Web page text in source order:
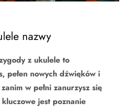
nazwy
z ukulele to
pełen nowych dźwięków i
w pełni zanurzysz się
jest poznanie